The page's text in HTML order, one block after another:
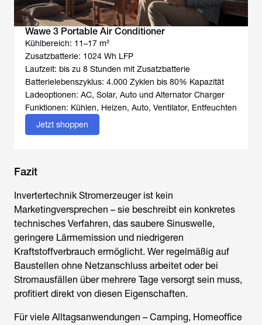
Wawe 3 Portable Air Conditioner
Kühlbereich: 11–17 m²
Zusatzbatterie: 1024 Wh LFP
Laufzeit: bis zu 8 Stunden mit Zusatzbatterie
Batterielebenszyklus: 4.000 Zyklen bis 80% Kapazität
Ladeoptionen: AC, Solar, Auto und Alternator Charger
Funktionen: Kühlen, Heizen, Auto, Ventilator, Entfeuchten
Jetzt shoppen
Fazit
Invertertechnik Stromerzeugerist kein
Marketingversprechen – sie beschreibt ein konkretes
technisches Verfahren, das saubere Sinuswelle,
geringere Lärmemission und niedrigeren
Kraftstoffverbrauch ermöglicht. Wer regelmäßig auf
Baustellen ohne Netzanschluss arbeitet oder bei
Stromausfällen über mehrere Tage versorgt sein muss,
profitiert direkt von diesen Eigenschaften.
Für viele Alltagsanwendungen – Camping, Homeoffice